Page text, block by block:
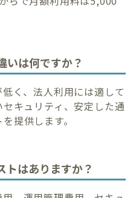
いは何ですか？
く、法人利用には適して
キュリティ、安定した通
提供します。
トはありますか？